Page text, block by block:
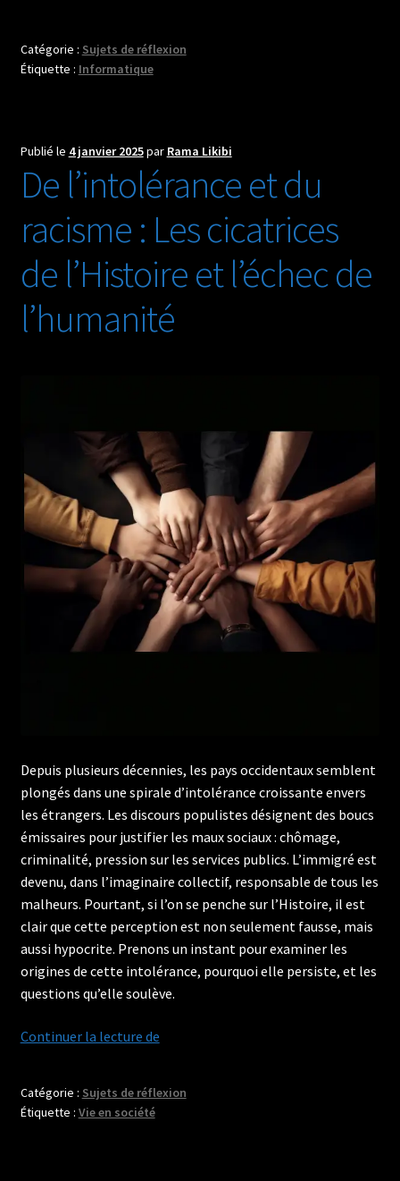
des
un
casse-
tête
réflexions
un
message
reçu
Catégorie : Sujets de réflexion
Étiquette : Informatique
Publié le 4 janvier 2025par Rama Likibi
De l’intolérance et du
racisme : Les cicatrices
de l’Histoire et l’échec de
l’humanité
Depuis plusieurs décennies, les pays occidentaux semblent
plongés dans une spirale d’intolérance croissante envers
les étrangers. Les discours populistes désignent des boucs
émissaires pour justifier les maux sociaux : chômage,
criminalité, pression sur les services publics. L’immigré est
devenu, dans l’imaginaire collectif, responsable de tous les
malheurs. Pourtant, si l’on se penche sur l’Histoire, il est
clair que cette perception est non seulement fausse, mais
aussi hypocrite. Prenons un instant pour examiner les
origines de cette intolérance, pourquoi elle persiste, et les
questions qu’elle soulève.
Continuer la lecture deDe
du
Catégorie : Sujets de réflexion
Étiquette : Vie en société